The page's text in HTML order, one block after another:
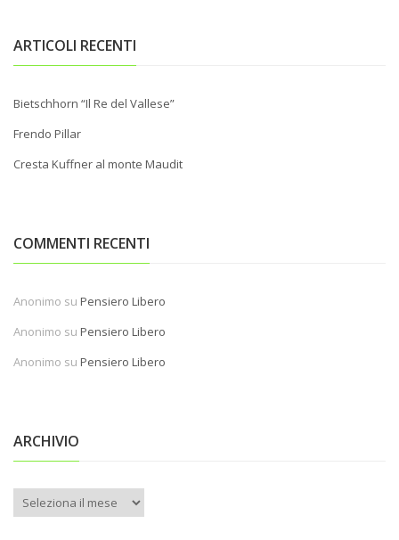
ARTICOLI RECENTI
Bietschhorn “Il Re del Vallese”
Frendo Pillar
Cresta Kuffner al monte Maudit
COMMENTI RECENTI
Anonimo su Pensiero Libero
Anonimo su Pensiero Libero
Anonimo su Pensiero Libero
ARCHIVIO
Archivio